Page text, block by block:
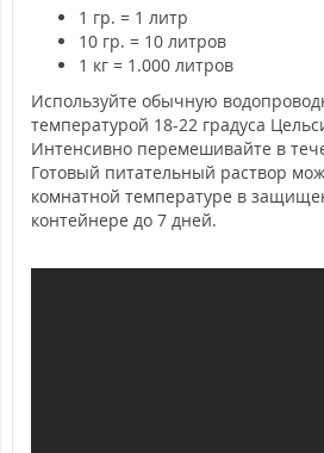
1 гр. = 1 литр
10 гр. = 10 литров
1 кг = 1.000 литров
Используйте обычную
температурой 18-22 градуса
Интенсивно перемешивайте в
Готовый питательный раствор
комнатной температуре в
контейнере до 7 дней.